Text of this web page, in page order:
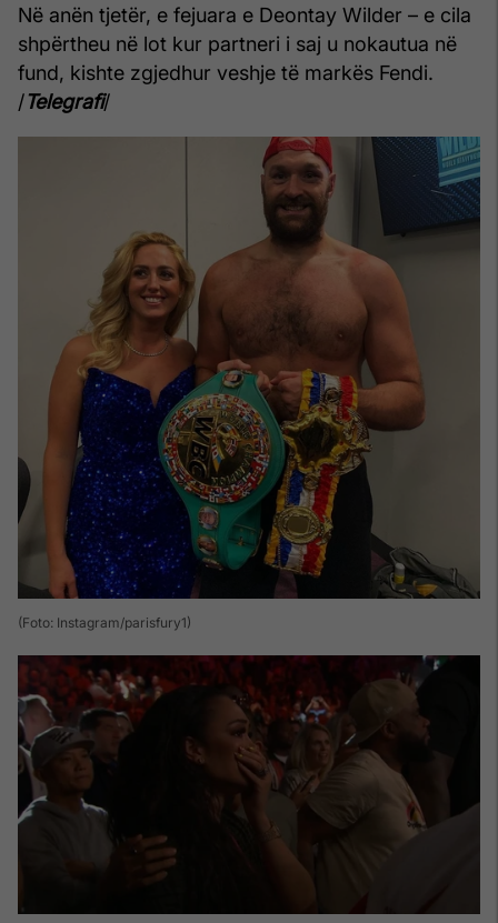
Në anën tjetër, e fejuara e Deontay Wilder – e cila
shpërtheu në lot kur partneri i saj u nokautua në
fund, kishte zgjedhur veshje të markës Fendi.
/Telegrafi/
(Foto: Instagram/parisfury1)